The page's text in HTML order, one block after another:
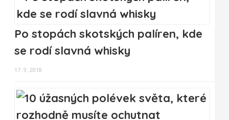
Po stopách skotských palíren, kde
se rodí slavná whisky
17. 9. 2018